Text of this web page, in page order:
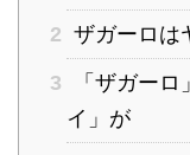
2 ザガーロは
3
「ザガー
イ」が